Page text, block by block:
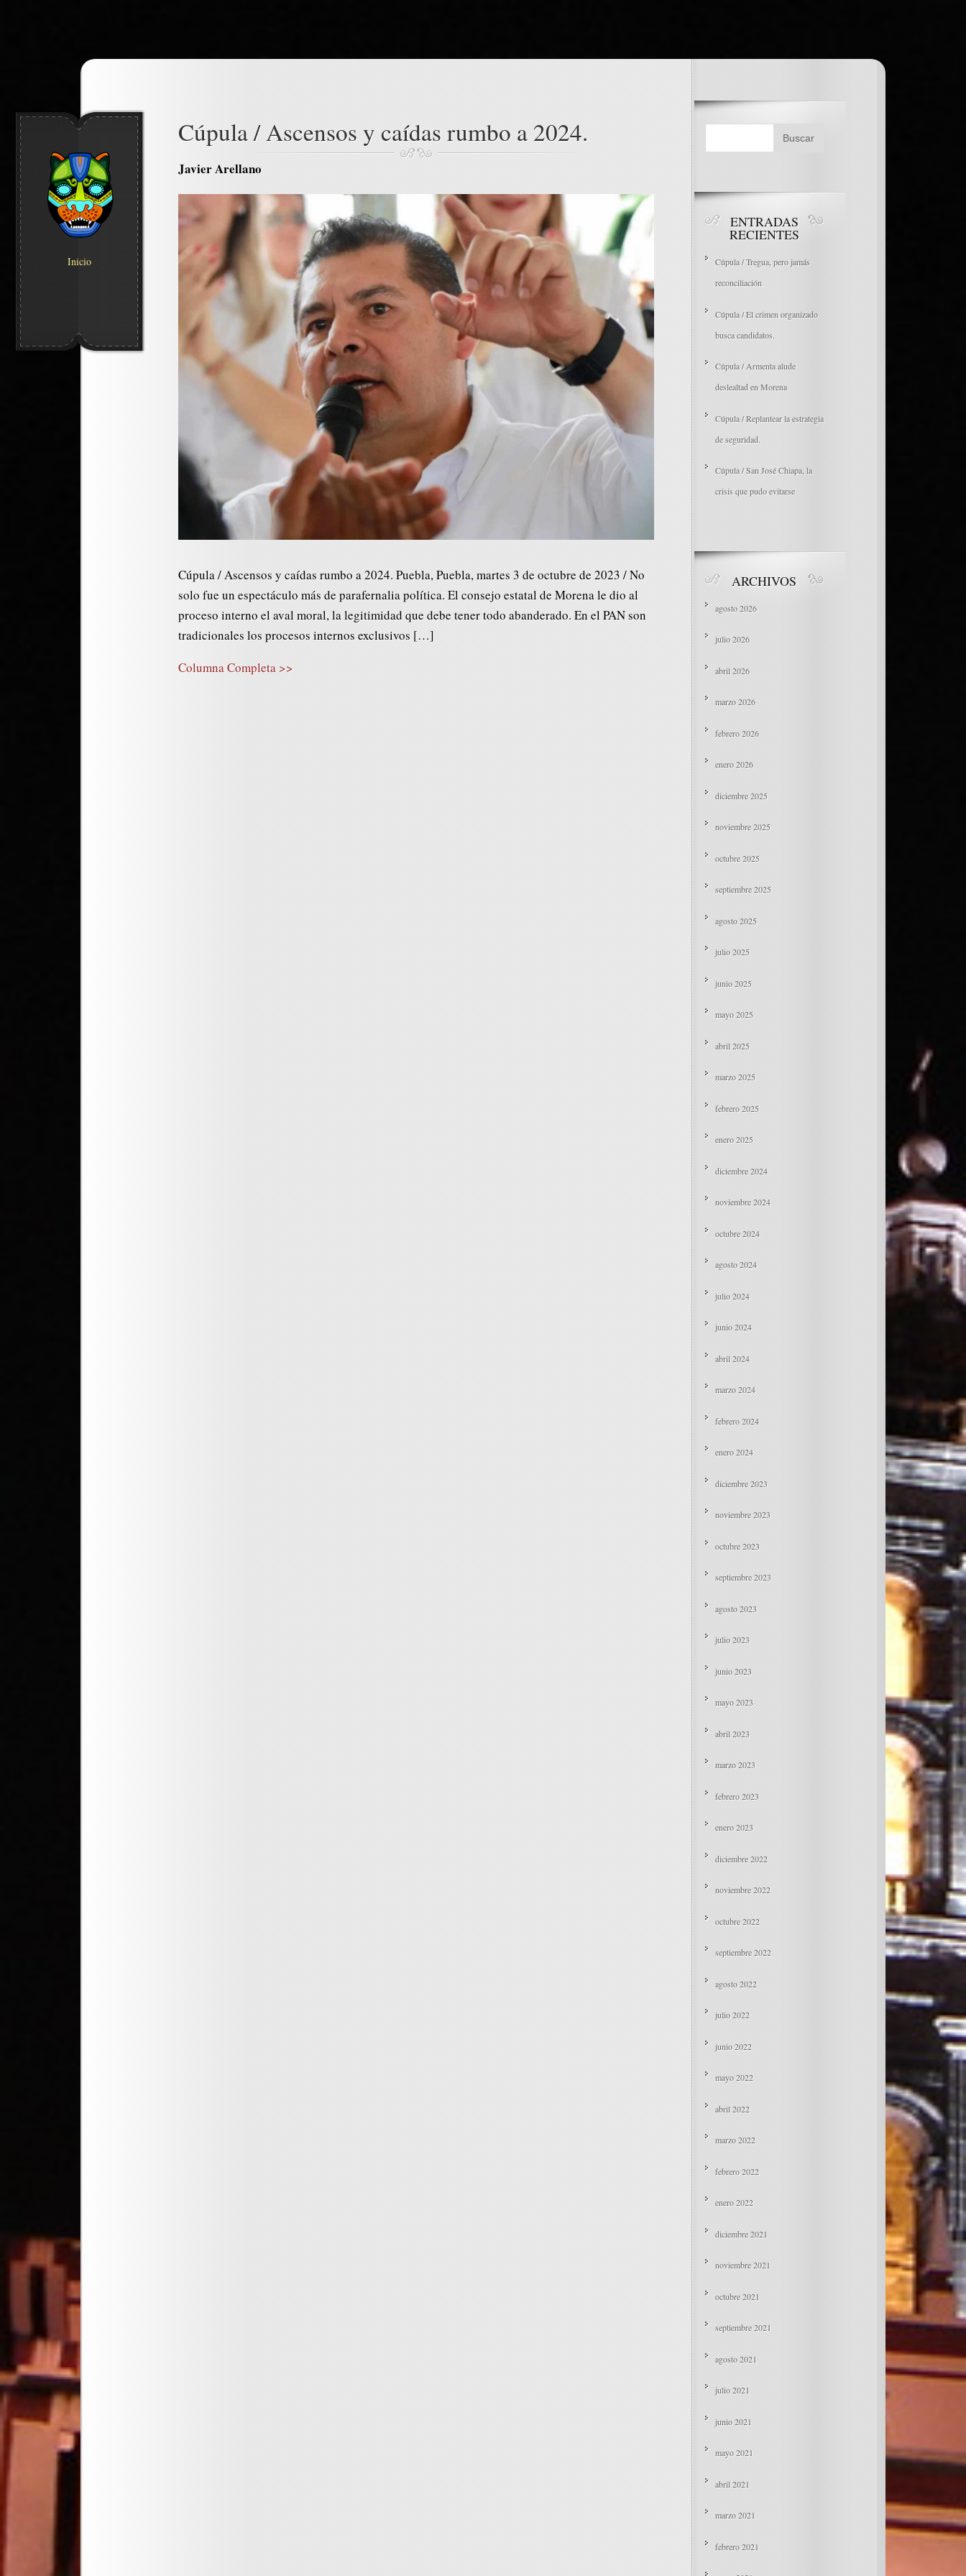
Inicio
Cúpula / Ascensos y caídas rumbo a 2024.
Javier Arellano
Cúpula / Ascensos y caídas rumbo a 2024. Puebla, Puebla, martes 3 de octubre de 2023 / No
solo fue un espectáculo más de parafernalia política. El consejo estatal de Morena le dio al
proceso interno el aval moral, la legitimidad que debe tener todo abanderado. En el PAN son
tradicionales los procesos internos exclusivos […]
Columna Completa >>
ENTRADAS
RECIENTES
Cúpula / Tregua, pero jamás
reconciliación
Cúpula / El crimen organizado
busca candidatos.
Cúpula / Armenta alude
deslealtad en Morena
Cúpula / Replantear la estrategia
de seguridad.
Cúpula / San José Chiapa, la
crisis que pudo evitarse
ARCHIVOS
agosto 2026
julio 2026
abril 2026
marzo 2026
febrero 2026
enero 2026
diciembre 2025
noviembre 2025
octubre 2025
septiembre 2025
agosto 2025
julio 2025
junio 2025
mayo 2025
abril 2025
marzo 2025
febrero 2025
enero 2025
diciembre 2024
noviembre 2024
octubre 2024
agosto 2024
julio 2024
junio 2024
abril 2024
marzo 2024
febrero 2024
enero 2024
diciembre 2023
noviembre 2023
octubre 2023
septiembre 2023
agosto 2023
julio 2023
junio 2023
mayo 2023
abril 2023
marzo 2023
febrero 2023
enero 2023
diciembre 2022
noviembre 2022
octubre 2022
septiembre 2022
agosto 2022
julio 2022
junio 2022
mayo 2022
abril 2022
marzo 2022
febrero 2022
enero 2022
diciembre 2021
noviembre 2021
octubre 2021
septiembre 2021
agosto 2021
julio 2021
junio 2021
mayo 2021
abril 2021
marzo 2021
febrero 2021